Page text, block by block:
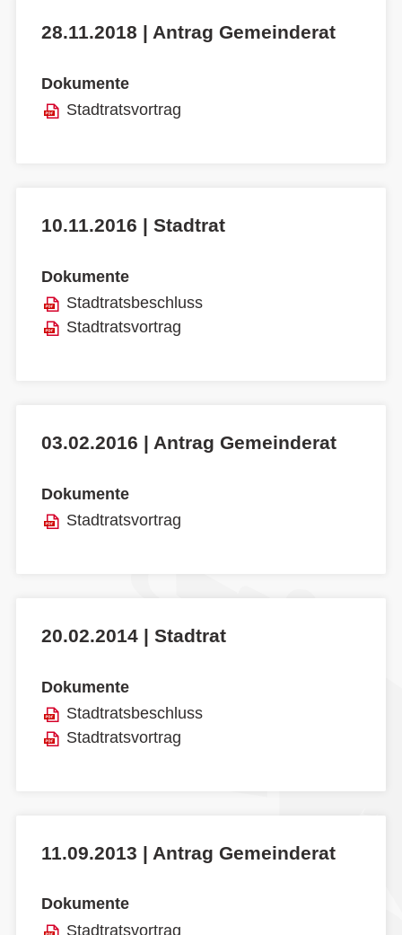
28.11.2018 | Antrag Gemeinderat
Dokumente
Stadtratsvortrag
10.11.2016 | Stadtrat
Dokumente
Stadtratsbeschluss
Stadtratsvortrag
03.02.2016 | Antrag Gemeinderat
Dokumente
Stadtratsvortrag
20.02.2014 | Stadtrat
Dokumente
Stadtratsbeschluss
Stadtratsvortrag
11.09.2013 | Antrag Gemeinderat
Dokumente
Stadtratsvortrag